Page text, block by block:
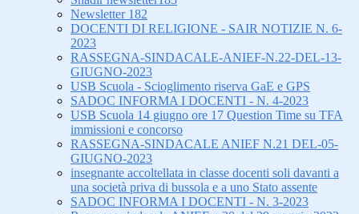
Newsletter 182
DOCENTI DI RELIGIONE - SAIR NOTIZIE N. 6-
2023
RASSEGNA-SINDACALE-ANIEF-N.22-DEL-13-
GIUGNO-2023
USB Scuola - Scioglimento riserva GaE e GPS
SADOC INFORMA I DOCENTI - N. 4-2023
USB Scuola 14 giugno ore 17 Question Time su TFA
immissioni e concorso
RASSEGNA-SINDACALE ANIEF N.21 DEL-05-
GIUGNO-2023
insegnante accoltellata in classe docenti soli davanti a
una società priva di bussola e a uno Stato assente
SADOC INFORMA I DOCENTI - N. 3-2023